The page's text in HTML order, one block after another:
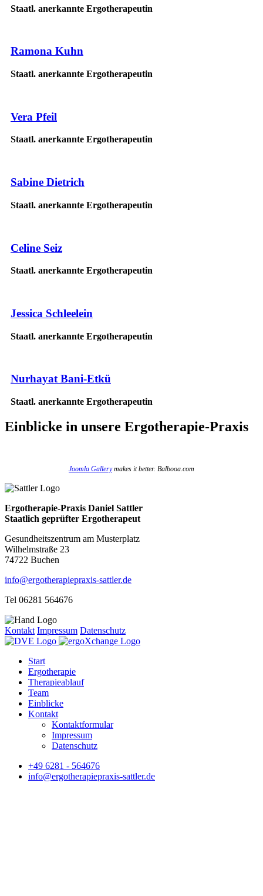
Staatl. anerkannte Ergotherapeutin
Ramona Kuhn
Staatl. anerkannte Ergotherapeutin
Vera Pfeil
Staatl. anerkannte Ergotherapeutin
Sabine Dietrich
Staatl. anerkannte Ergotherapeutin
Celine Seiz
Staatl. anerkannte Ergotherapeutin
Jessica Schleelein
Staatl. anerkannte Ergotherapeutin
Nurhayat Bani-Etkü
Staatl. anerkannte Ergotherapeutin
Einblicke in unsere Ergotherapie-Praxis
Joomla Gallerymakes it better. Balbooa.com
Ergotherapie-Praxis Daniel Sattler
Staatlich geprüfter Ergotherapeut
Gesundheitszentrum am Musterplatz
Wilhelmstraße 23
74722 Buchen
info@ergotherapiepraxis-sattler.de
Tel 06281 564676
Kontakt Impressum Datenschutz
Start
Ergotherapie
Therapieablauf
Team
Einblicke
Kontakt
Kontaktformular
Impressum
Datenschutz
+49 6281 - 564676
info@ergotherapiepraxis-sattler.de